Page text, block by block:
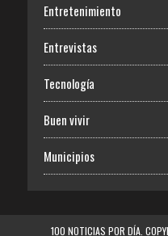
Entretenimiento
Entrevistas
Tecnología
Buen vivir
Municipios
100 NOTICIAS POR DÍA.